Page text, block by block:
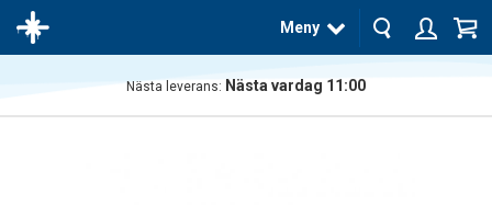
Meny
Nästa leverans: Nästa vardag 11:00